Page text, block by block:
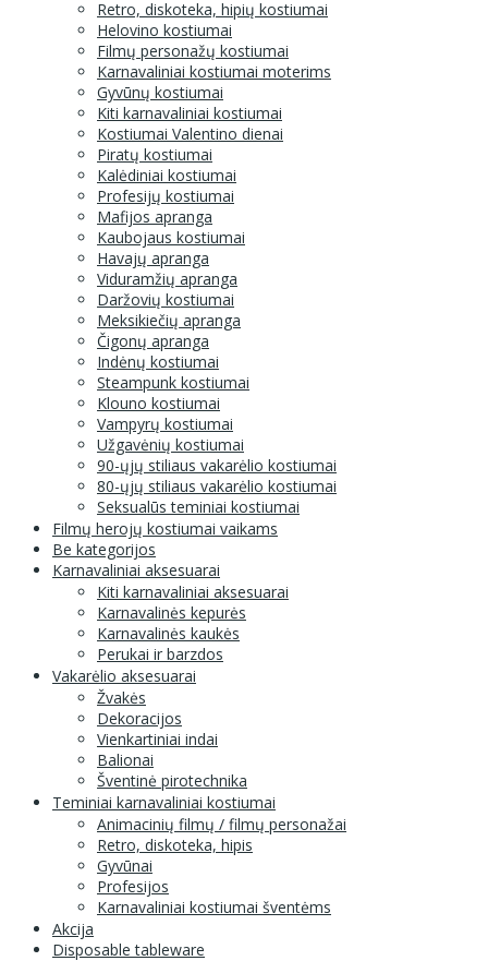
Retro, diskoteka, hipių kostiumai
Helovino kostiumai
Filmų personažų kostiumai
Karnavaliniai kostiumai moterims
Gyvūnų kostiumai
Kiti karnavaliniai kostiumai
Kostiumai Valentino dienai
Piratų kostiumai
Kalėdiniai kostiumai
Profesijų kostiumai
Mafijos apranga
Kaubojaus kostiumai
Havajų apranga
Viduramžių apranga
Daržovių kostiumai
Meksikiečių apranga
Čigonų apranga
Indėnų kostiumai
Steampunk kostiumai
Klouno kostiumai
Vampyrų kostiumai
Užgavėnių kostiumai
90-ųjų stiliaus vakarėlio kostiumai
80-ųjų stiliaus vakarėlio kostiumai
Seksualūs teminiai kostiumai
Filmų herojų kostiumai vaikams
Be kategorijos
Karnavaliniai aksesuarai
Kiti karnavaliniai aksesuarai
Karnavalinės kepurės
Karnavalinės kaukės
Perukai ir barzdos
Vakarėlio aksesuarai
Žvakės
Dekoracijos
Vienkartiniai indai
Balionai
Šventinė pirotechnika
Teminiai karnavaliniai kostiumai
Animacinių filmų / filmų personažai
Retro, diskoteka, hipis
Gyvūnai
Profesijos
Karnavaliniai kostiumai šventėms
Akcija
Disposable tableware